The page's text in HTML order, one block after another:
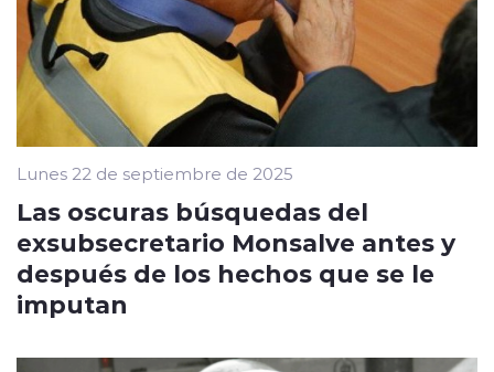
Lunes 22 de septiembre de 2025
Las oscuras búsquedas del
exsubsecretario Monsalve antes y
después de los hechos que se le
imputan